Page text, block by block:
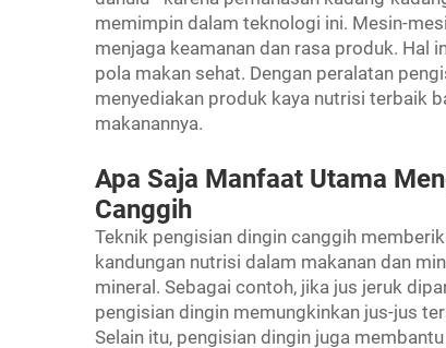
memimpin dalam teknologi ini. Mesin-
menjaga keamanan dan rasa produk. Hal
pola makan sehat. Dengan peralatan
menyediakan produk kaya nutrisi terbaik
makanannya.
Apa Saja Manfaat Utama
Canggih
Teknik pengisian dingin canggih
kandungan nutrisi dalam makanan dan
mineral. Sebagai contoh, jika jus jeruk
pengisian dingin memungkinkan jus-jus
Selain itu, pengisian dingin juga